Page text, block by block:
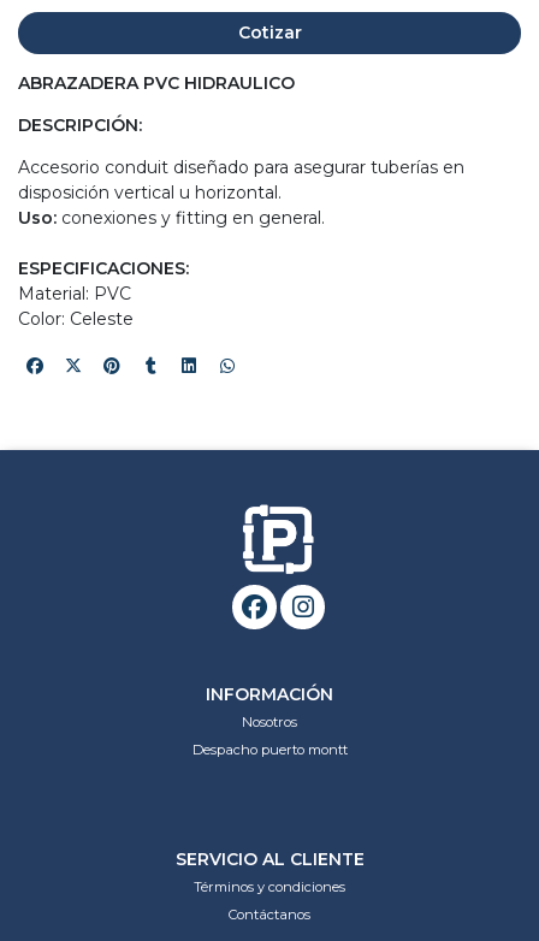
Cotizar
ABRAZADERA PVC HIDRAULICO
DESCRIPCIÓN:
Accesorio conduit diseñado para asegurar tuberías en
disposición vertical u horizontal.
Uso: conexiones y fitting en general.
ESPECIFICACIONES:
Material: PVC
Color: Celeste
INFORMACIÓN
Nosotros
Despacho puerto montt
SERVICIO AL CLIENTE
Términos y condiciones
Contáctanos